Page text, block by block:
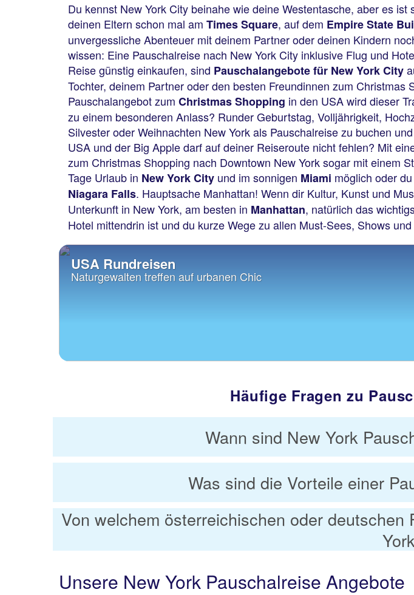
Du kennst New York City beinahe wie deine Westentasche, aber es
deinen Eltern schon mal am Times Square, auf dem Empire State
unvergessliche Abenteuer mit deinem Partner oder deinen Kindern
wissen: Eine Pauschalreise nach New York City inklusive Flug und
Reise günstig einkaufen, sind Pauschalangebote für New York City
Tochter, deinem Partner oder den besten Freundinnen zum
Pauschalangebot zum Christmas Shopping in den USA wird dieser
zu einem besonderen Anlass? Runder Geburtstag, Volljährigkeit,
Silvester oder Weihnachten New York als Pauschalreise zu buchen
USA und der Big Apple darf auf deiner Reiseroute nicht fehlen? Mit
zum Christmas Shopping nach Downtown New York sogar mit einem
Tage Urlaub in New York City und im sonnigen Miami möglich oder
Niagara Falls. Hauptsache Manhattan! Wenn dir Kultur, Kunst und
Unterkunft in New York, am besten in Manhattan, natürlich das
Hotel mittendrin ist und du kurze Wege zu allen Must-Sees, Shows
USA Rundreisen
Naturgewalten treffen auf urbanen Chic
Häufige Fragen zu
Wann sind New York
Was sind die Vorteile einer
Von welchem österreichischen oder
Unsere New York Pauschalreise Angebote